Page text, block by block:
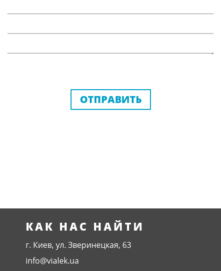
ОТПРАВИТЬ
КАК НАС НАЙТИ
г. Киев, ул. Зверинецкая, 63
info@vialek.ua